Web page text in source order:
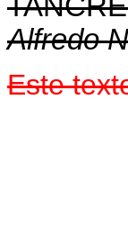
Alfredo
Este